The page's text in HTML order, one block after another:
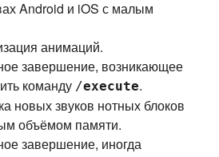
Android и iOS с малым
анимаций.
завершение, возникающее
команду /execute.
новых звуков нотных блоков
объёмом памяти.
завершение, иногда